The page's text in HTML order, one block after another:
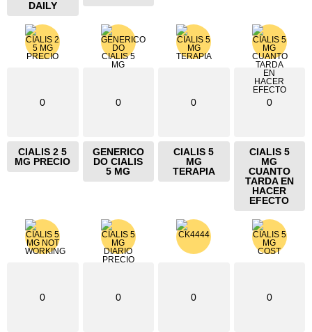
DAILY
0
CIALIS 2 5
MG PRECIO
0
GENERICO
DO CIALIS
5 MG
0
CIALIS 5
MG
TERAPIA
0
CIALIS 5
MG
CUANTO
TARDA EN
HACER
EFECTO
0 0 0 0